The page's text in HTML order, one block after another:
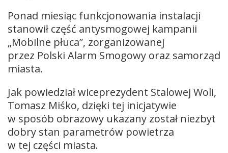
Ponad miesiąc funkcjonowania instalacji
stanowił część antysmogowej kampanii
„Mobilne płuca”, zorganizowanej
przez Polski Alarm Smogowy oraz samorząd
miasta.
Jak powiedział wiceprezydent Stalowej Woli,
Tomasz Miśko, dzięki tej inicjatywie
w sposób obrazowy ukazany został niezbyt
dobry stan parametrów powietrza
w tej części miasta.